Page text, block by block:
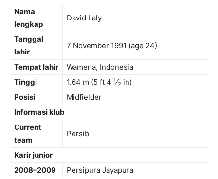
Nama
lengkap
David Laly
Tanggal
lahir
7 November 1991 (age 24)
Tempat lahir
Wamena, Indonesia
Tinggi
1.64 m (5 ft 4 1⁄2 in)
Posisi
Midfielder
Informasi klub
Current
team
Persib
Karir junior
2008–2009
Persipura Jayapura